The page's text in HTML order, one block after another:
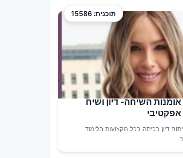
תוכנית: 15586
אומנות השיחה- דיון ושיח
אפקטיבי
דיון בכיתה בכל מקצועות הלימוד